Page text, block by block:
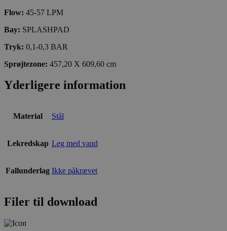
Flow: 45-57 LPM
Bay: SPLASHPAD
Tryk: 0,1-0,3 BAR
Sprøjtezone: 457,20 X 609,60 cm
Yderligere information
Material Stål
Lekredskap Leg med vand
Fallunderlag Ikke påkrævet
Filer til download